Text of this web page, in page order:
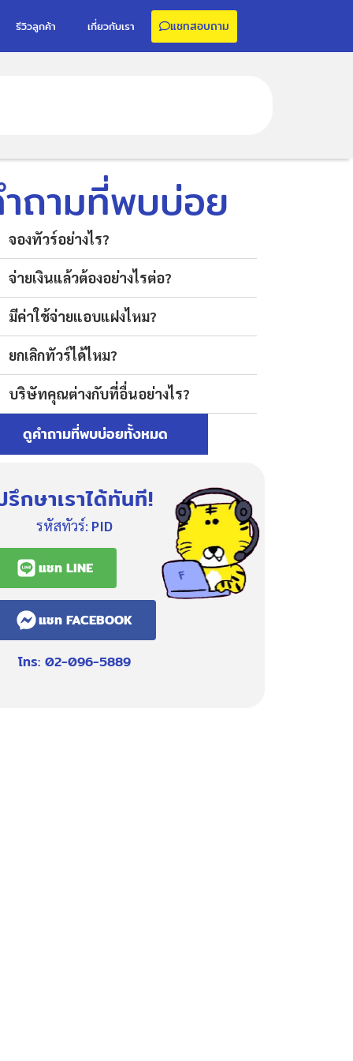
รีวิวลูกค้า เกี่ยวกับเรา แชทสอบถาม
ถามที่พบบ่อย
จองทัวร์อย่างไร?
จ่ายเงินแล้วต้องอย่างไรต่อ?
มีค่าใช้จ่ายแอบแฝงไหม?
ยกเลิกทัวร์ได้ไหม?
บริษัทคุณต่างกับที่อื่นอย่างไร?
ดูคำถามที่พบบ่อยทั้งหมด
รึกษาเราได้ทันที!
รหัสทัวร์: PID
แชท LINE
แชท FACEBOOK
โทร: 02-096-5889